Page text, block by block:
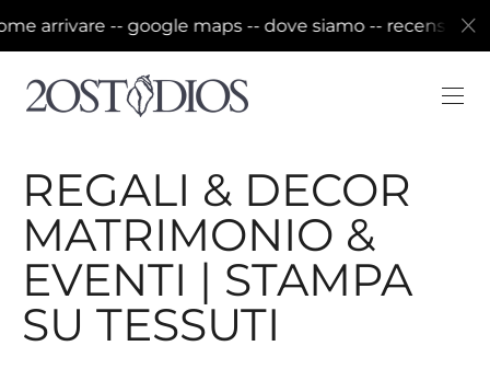
-- google maps -- dove siamo -- recensioni -- di
REGALI & DECOR
MATRIMONIO &
EVENTI | STAMPA
SU TESSUTI